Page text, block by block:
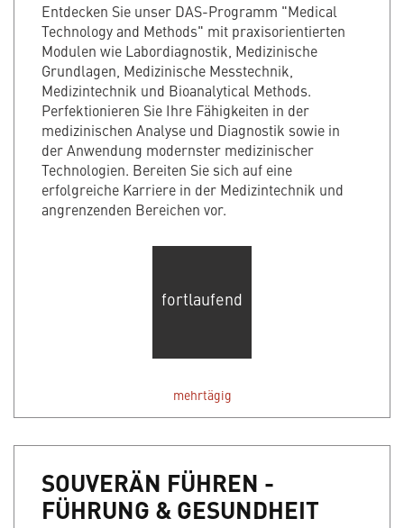
Entdecken Sie unser DAS-Programm "Medical
Technology and Methods" mit praxisorientierten
Modulen wie Labordiagnostik, Medizinische
Grundlagen, Medizinische Messtechnik,
Medizintechnik und Bioanalytical Methods.
Perfektionieren Sie Ihre Fähigkeiten in der
medizinischen Analyse und Diagnostik sowie in
der Anwendung modernster medizinischer
Technologien. Bereiten Sie sich auf eine
erfolgreiche Karriere in der Medizintechnik und
angrenzenden Bereichen vor.
fortlaufend
mehrtägig
SOUVERÄN FÜHREN -
FÜHRUNG & GESUNDHEIT